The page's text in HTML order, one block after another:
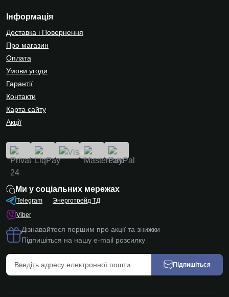
Інформація
Доставка і Повернення
Про магазин
Оплата
Умови угоди
Гарантії
Контакти
Карта сайту
Акції
Ми у соціальних мережах
Telegram
Viber
Энерготрейд ТД
Дізнавайтеся першим про акції та знижки
Підпишіться на нашу e-mail розсилку
Підпишіться